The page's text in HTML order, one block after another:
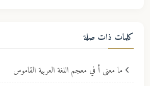
كلمات ذات صلة
ما معنى أفي معجم اللغة العربية القاموس